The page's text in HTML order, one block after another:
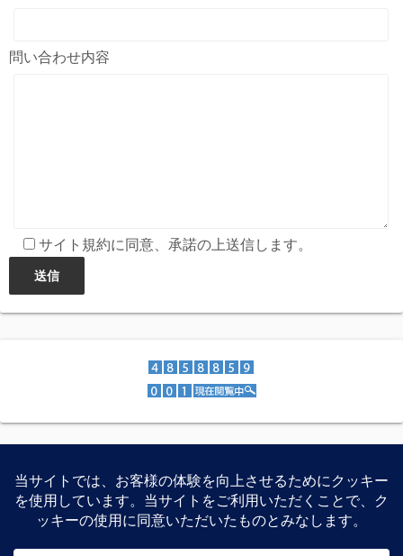
問い合わせ内容
サイト規約に同意、承諾の上送信します。